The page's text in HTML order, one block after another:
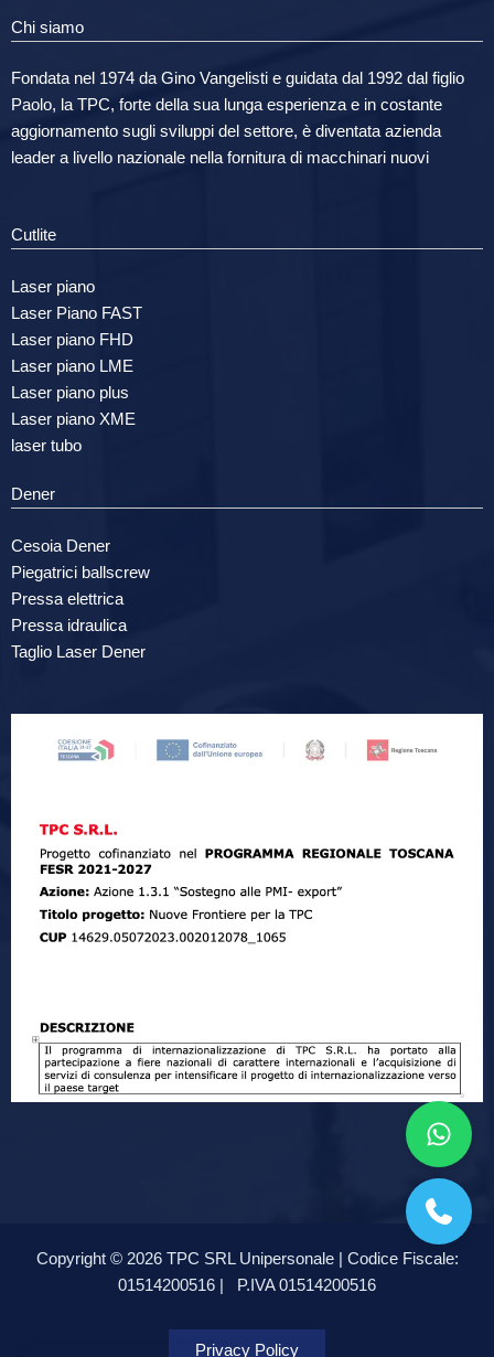
Chi siamo
Fondata nel 1974 da Gino Vangelisti e guidata dal 1992 dal figlio
Paolo, la TPC, forte della sua lunga esperienza e in costante
aggiornamento sugli sviluppi del settore, è diventata azienda
leader a livello nazionale nella fornitura di macchinari nuovi
Cutlite
Laser piano
Laser Piano FAST
Laser piano FHD
Laser piano LME
Laser piano plus
Laser piano XME
laser tubo
Dener
Cesoia Dener
Piegatrici ballscrew
Pressa elettrica
Pressa idraulica
Taglio Laser Dener
Copyright © 2026 TPC SRL Unipersonale | Codice Fiscale:
01514200516 |
P.IVA 01514200516
Privacy Policy